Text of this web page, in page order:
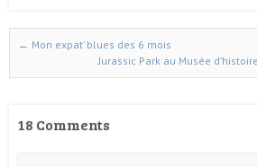
Naviguer dans les articles
← Mon expat’ blues des 6 mois
Jurassic Park au Musée
18 Comments